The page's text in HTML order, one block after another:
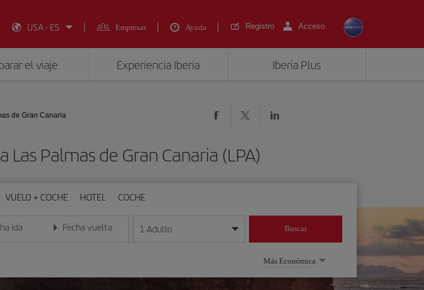
USA - ES
Empresas Ayuda Registro Acceso
el viaje Experiencia Iberia Iberia Plus
de Gran Canaria
Palmas de Gran Canaria (LPA)
VUELO + COCHE HOTEL COCHE
ida
la fecha en formato día/mes/año
Fecha vuelta
Introduce la fecha en formato día/mes/año
1 Adulto Buscar
Más Económica